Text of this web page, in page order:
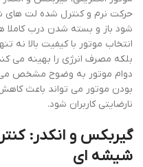
حرکت نرم و کنترل شده لت های
شود باز و بسته شدن درب
انتخاب موتور با کیفیت بالا
بلکه مصرف انرژی را بهینه می
دوام موتور به وضوح مشخص می
بودن موتور می تواند باعث
نارضایتی کاربران شود.
گیربکس و انکدر:
شیشه ای